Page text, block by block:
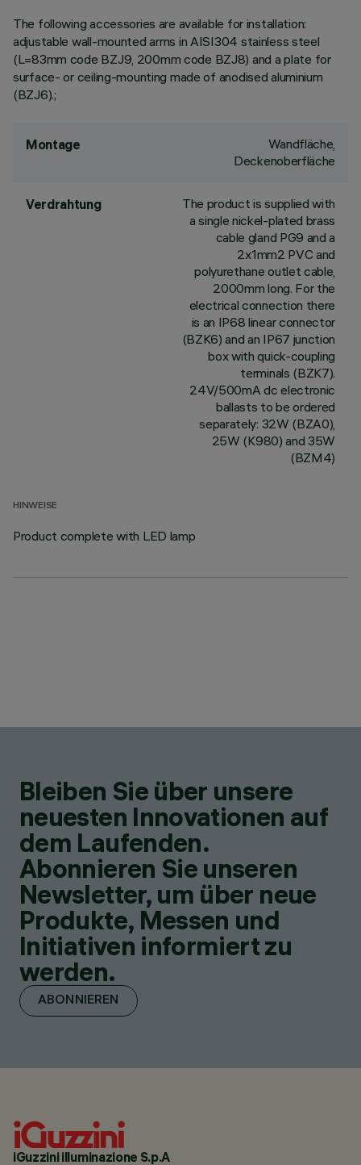
The following accessories are available for installation:
adjustable wall-mounted arms in AISI304 stainless steel
(L=83mm code BZJ9, 200mm code BZJ8) and a plate for
surface- or ceiling-mounting made of anodised aluminium
(BZJ6).;
Montage
Wandfläche,
Deckenoberfläche
Verdrahtung
The product is supplied with
a single nickel-plated brass
cable gland PG9 and a
2x1mm2 PVC and
polyurethane outlet cable,
2000mm long. For the
electrical connection there
is an IP68 linear connector
(BZK6) and an IP67 junction
box with quick-coupling
terminals (BZK7).
24V/500mA dc electronic
ballasts to be ordered
separately: 32W (BZA0),
25W (K980) and 35W
(BZM4)
HINWEISE
Product complete with LED lamp
Bleiben Sie über unsere
neuesten Innovationen auf
dem Laufenden.
Abonnieren Sie unseren
Newsletter, um über neue
Produkte, Messen und
Initiativen informiert zu
werden.
ABONNIEREN
iGuzzini illuminazione S.p.A